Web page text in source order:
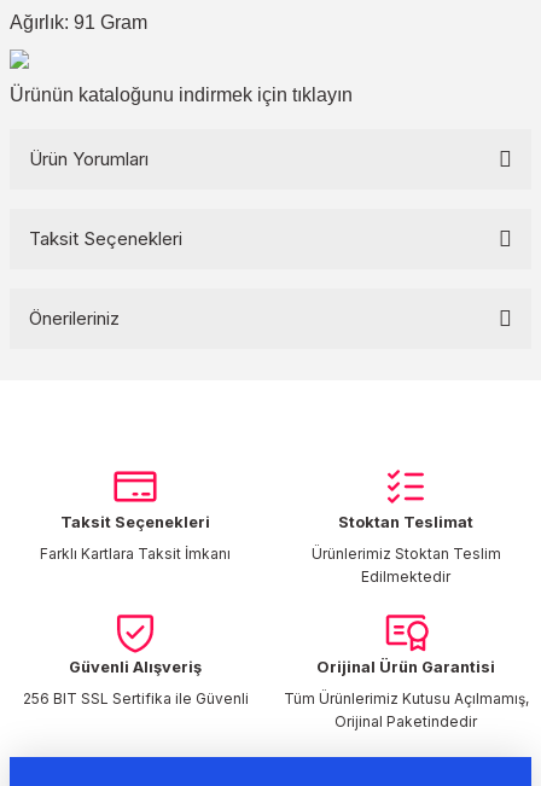
Ağırlık: 91 Gram
Ürünün kataloğunu indirmek için tıklayın
Ürün Yorumları
Taksit Seçenekleri
Önerileriniz
Görüş ve önerileriniz için teşekkür ederiz.
Ürün resmi kalitesiz, bozuk veya görüntülenemiyor.
Ürün açıklamasında eksik bilgiler bulunuyor.
Ürün fiyatı diğer sitelerden daha pahalı.
Bu ürüne benzer farklı alternatifler olmalı.
Taksit Seçenekleri
Farklı Kartlara Taksit İmkanı
Stoktan Teslimat
Ürünlerimiz Stoktan Teslim
Edilmektedir
Güvenli Alışveriş
256 BIT SSL Sertifika ile Güvenli
Orijinal Ürün Garantisi
Tüm Ürünlerimiz Kutusu Açılmamış,
Orijinal Paketindedir